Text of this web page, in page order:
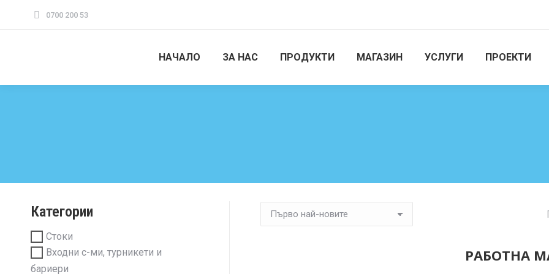
0700 200 53
НАЧАЛО ЗА НАС ПРОДУКТИ МАГАЗИН УСЛУГИ ПРОЕКТИ
РАБОТНА
Категории
Стоки
Входни с-ми, турникети и
бариери